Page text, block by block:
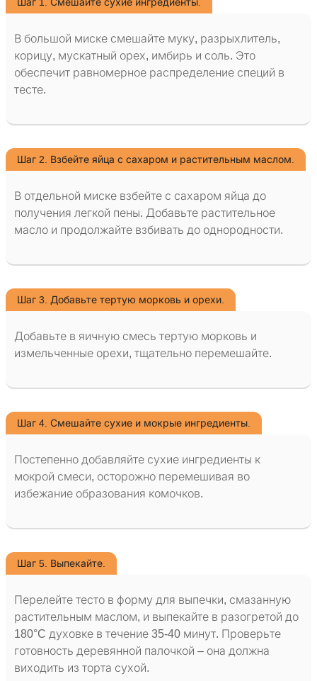
Шаг 1. Смешайте сухие ингредиенты.
В большой миске смешайте муку, разрыхлитель,
корицу, мускатный орех, имбирь и соль. Это
обеспечит равномерное распределение специй в
тесте.
Шаг 2. Взбейте яйца с сахаром и растительным маслом.
В отдельной миске взбейте с сахаром яйца до
получения легкой пены. Добавьте растительное
масло и продолжайте взбивать до однородности.
Шаг 3. Добавьте тертую морковь и орехи.
Добавьте в яичную смесь тертую морковь и
измельченные орехи, тщательно перемешайте.
Шаг 4. Смешайте сухие и мокрые ингредиенты.
Постепенно добавляйте сухие ингредиенты к
мокрой смеси, осторожно перемешивая во
избежание образования комочков.
Шаг 5. Выпекайте.
Перелейте тесто в форму для выпечки, смазанную
растительным маслом, и выпекайте в разогретой до
180°C духовке в течение 35-40 минут. Проверьте
готовность деревянной палочкой – она должна
виходить из торта сухой.